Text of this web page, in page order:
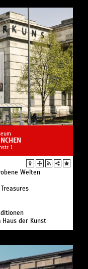
1
Welten
der Kunst